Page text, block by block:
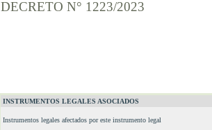
DECRETO N° 1223/2023
INSTRUMENTOS LEGALES ASOCIADOS
Instrumentos legales afectados por este instrumento legal